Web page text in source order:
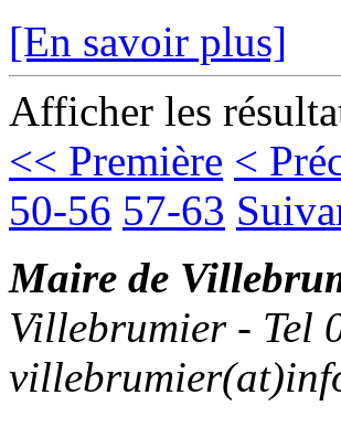
[En savoir plus]
Afficher les
<< Première <
50-56 57-63
Maire de
Villebrumier - Tel